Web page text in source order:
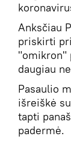
Anksčiau
priskirti
"omikron"
daugiau
Pasaulio
išreiškė
tapti
padermė.